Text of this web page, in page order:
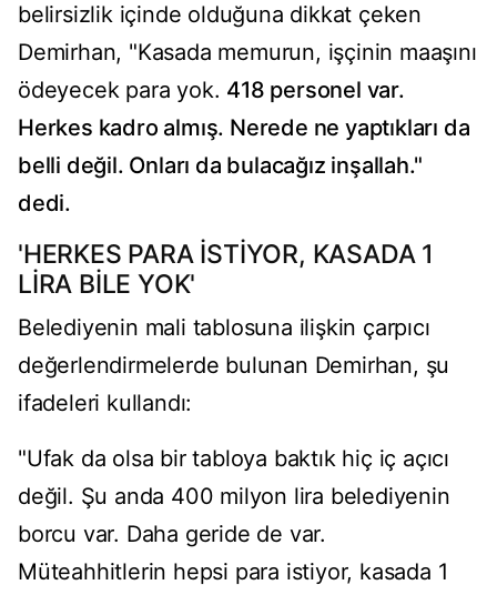
belirsizlik içinde olduğuna dikkat çeken
Demirhan, "Kasada memurun, işçinin maaşını
ödeyecek para yok. 418 personel var.
Herkes kadro almış. Nerede ne yaptıkları da
belli değil. Onları da bulacağız inşallah."
dedi.
'HERKES PARA İSTİYOR, KASADA 1
LİRA BİLE YOK'
Belediyenin mali tablosuna ilişkin çarpıcı
değerlendirmelerde bulunan Demirhan, şu
ifadeleri kullandı:
"Ufak da olsa bir tabloya baktık hiç iç açıcı
değil. Şu anda 400 milyon lira belediyenin
borcu var. Daha geride de var.
Müteahhitlerin hepsi para istiyor, kasada 1